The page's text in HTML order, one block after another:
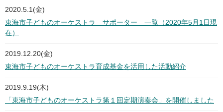
2020.5.1(金)
東海市子どものオーケストラ サポーター 一覧（2020年5月1日現
在）
2019.12.20(金)
東海市子どものオーケストラ育成基金を活用した活動紹介
2019.9.19(木)
「東海市子どものオーケストラ第１回定期演奏会」を開催しました